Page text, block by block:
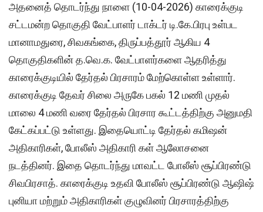
அதனைத் தொடர்ந்து நாளை (10-04-2026) காரைக்குடி
சட்டமன்ற தொகுதி வேட்பாளர் டாக்டர் டி.கே.பிரபு உள்பட
மானாமதுரை, சிவகங்கை, திருப்பத்தூர் ஆகிய 4
தொகுதிகளின் த.வெ.க. வேட்பாளர்களை ஆதரித்து
காரைக்குடியில் தேர்தல் பிரசாரம் மேற்கொள்ள உள்ளார்.
காரைக்குடி தேவர் சிலை அருகே பகல் 12 மணி முதல்
மாலை 4 மணி வரை தேர்தல் பிரசார கூட்டத்திற்கு அனுமதி
கேட்கப்பட்டு உள்ளது. இதையொட்டி தேர்தல் கமிஷன்
அதிகாரிகள், போலீஸ் அதிகாரி கள் ஆலோசனை
நடத்தினர். இதை தொடர்ந்து மாவட்ட போலீஸ் சூப்பிரண்டு
சிவபிரசாத். காரைக்குடி உதவி போலீஸ் சூப்பிரண்டு ஆஷிஷ்
புனியா மற்றும் அதிகாரிகள் குழுவினர் பிரசாரத்திற்கு